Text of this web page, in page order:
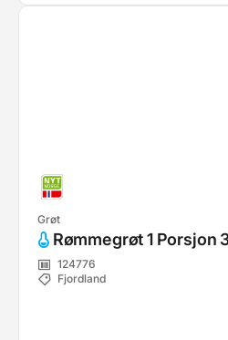
Grøt
Rømmegrøt 1 Porsjon
124776
Fjordland